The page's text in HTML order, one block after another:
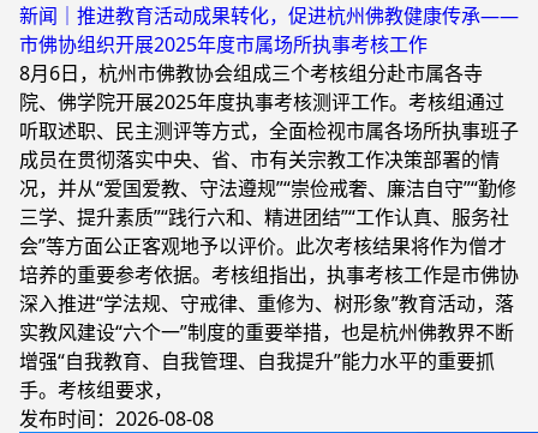
新闻｜推进教育活动成果转化，促进杭州佛教健康传承——
市佛协组织开展2025年度市属场所执事考核工作
8月6日，杭州市佛教协会组成三个考核组分赴市属各寺
院、佛学院开展2025年度执事考核测评工作。考核组通过
听取述职、民主测评等方式，全面检视市属各场所执事班子
成员在贯彻落实中央、省、市有关宗教工作决策部署的情
况，并从“爱国爱教、守法遵规”“崇俭戒奢、廉洁自守”“勤修
三学、提升素质”“践行六和、精进团结”“工作认真、服务社
会”等方面公正客观地予以评价。此次考核结果将作为僧才
培养的重要参考依据。考核组指出，执事考核工作是市佛协
深入推进“学法规、守戒律、重修为、树形象”教育活动，落
实教风建设“六个一”制度的重要举措，也是杭州佛教界不断
增强“自我教育、自我管理、自我提升”能力水平的重要抓
手。考核组要求，
发布时间：2026-08-08